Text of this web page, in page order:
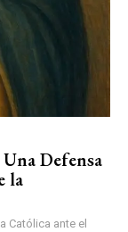
Defensa
la
Católica ante el